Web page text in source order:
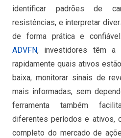
identificar padrões de
resistências, e interpretar
de forma prática e
ADVFN, investidores têm a
rapidamente quais ativos
baixa, monitorar sinais de
mais informadas, sem
ferramenta também
diferentes períodos e ativos,
completo do mercado de